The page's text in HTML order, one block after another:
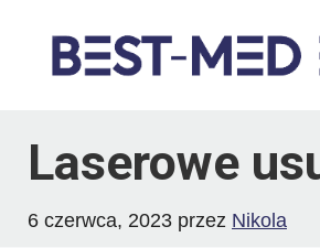
Laserowe
6 czerwca, 2023 przez Nikola